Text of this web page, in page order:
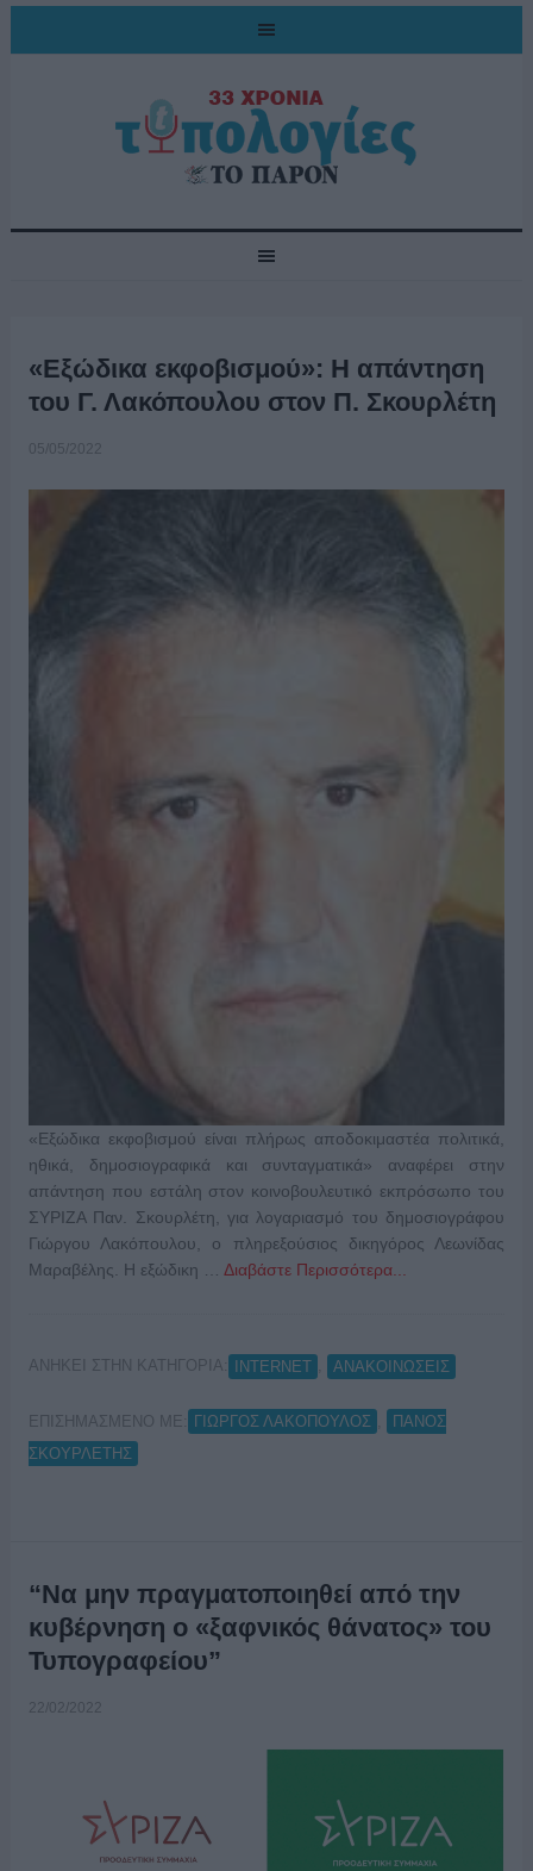
«Εξώδικα εκφοβισμού»: Η απάντηση
του Γ. Λακόπουλου στον Π. Σκουρλέτη
05/05/2022
«Εξώδικα εκφοβισμού είναι πλήρως αποδοκιμαστέα πολιτικά,
ηθικά, δημοσιογραφικά και συνταγματικά» αναφέρει στην
απάντηση που εστάλη στον κοινοβουλευτικό εκπρόσωπο του
ΣΥΡΙΖΑ Παν. Σκουρλέτη, για λογαριασμό του δημοσιογράφου
Γιώργου Λακόπουλου, ο πληρεξούσιος δικηγόρος Λεωνίδας
Μαραβέλης. Η εξώδικη … Διαβάστε Περισσότερα...
ΑΝΗΚΕΙ ΣΤΗΝ ΚΑΤΗΓΟΡΙΑ: INTERNET ΑΝΑΚΟΙΝΩΣΕΙΣ
ΕΠΙΣΗΜΑΣΜΕΝΟ ΜΕ: ΓΙΩΡΓΟΣ ΛΑΚΟΠΟΥΛΟΣ
ΠΑΝΟΣ
ΣΚΟΥΡΛΕΤΗΣ
“Να μην πραγματοποιηθεί από την
κυβέρνηση ο «ξαφνικός θάνατος» του
Τυπογραφείου”
22/02/2022